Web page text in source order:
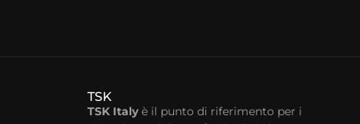
TSK
TSK Italyè il punto di riferimento per i